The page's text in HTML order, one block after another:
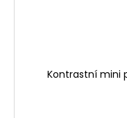
Kontrastní mini